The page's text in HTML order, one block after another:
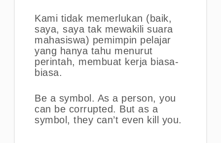
Kami tidak memerlukan (baik,
saya, saya tak mewakili suara
mahasiswa) pemimpin pelajar
yang hanya tahu menurut
perintah, membuat kerja biasa-
biasa.
Be a symbol. As a person, you
can be corrupted. But as a
symbol, they can’t even kill you.